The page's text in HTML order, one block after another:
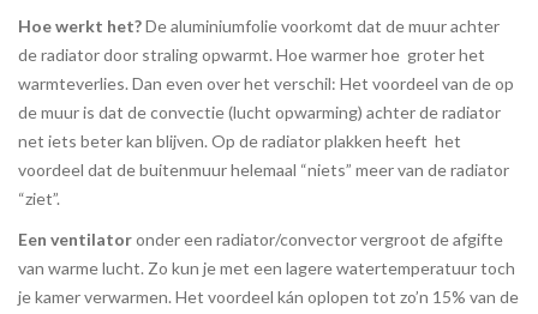
Hoe werkt het?De aluminiumfolie voorkomt dat de muur achter
de radiator door straling opwarmt. Hoe warmer hoe groter het
warmteverlies. Dan even over het verschil: Het voordeel van de op
de muur is dat de convectie (lucht opwarming) achter de radiator
net iets beter kan blijven. Op de radiator plakken heeft het
voordeel dat de buitenmuur helemaal “niets” meer van de radiator
“ziet”.
Een ventilatoronder een radiator/convector vergroot de afgifte
van warme lucht. Zo kun je met een lagere watertemperatuur toch
je kamer verwarmen. Het voordeel kán oplopen tot zo’n 15% van de